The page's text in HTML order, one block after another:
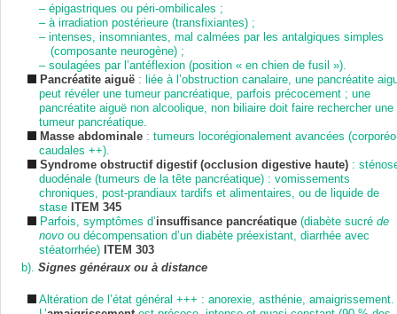
– épigastriques ou péri-ombilicales ;
– à irradiation postérieure (transfixiantes) ;
– intenses, insomniantes, mal calmées par les antalgiques simples
(composante neurogène) ;
– soulagées par l’antéflexion (position « en chien de fusil »).
Pancréatite aiguë: liée à l’obstruction canalaire, une pancréatite
peut révéler une tumeur pancréatique, parfois précocement ; une
pancréatite aiguë non alcoolique, non biliaire doit faire rechercher une
tumeur pancréatique.
Masse abdominale: tumeurs locorégionalement avancées
caudales ++).
Syndrome obstructif digestif (occlusion digestive haute):
duodénale (tumeurs de la tête pancréatique) : vomissements
chroniques, post-prandiaux tardifs et alimentaires, ou de liquide de
stase ITEM 345
Parfois, symptômes d’insuffisance pancréatique(diabète sucré de
novoou décompensation d’un diabète préexistant, diarrhée avec
stéatorrhée) ITEM 303
b). Signes généraux ou à distance
Altération de l’état général +++ : anorexie, asthénie, amaigrissement.